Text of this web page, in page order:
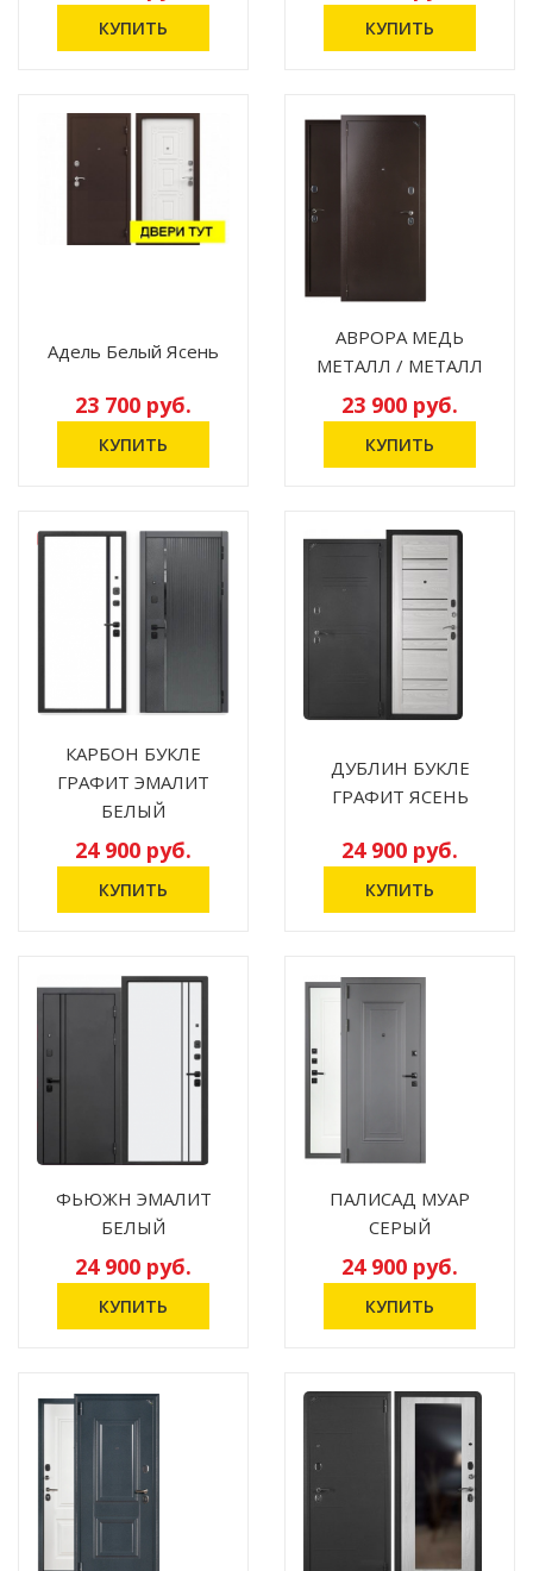
Адель Белый Ясень
23 700 руб.
АВРОРА МЕДЬ
МЕТАЛЛ / МЕТАЛЛ
23 900 руб.
КАРБОН БУКЛЕ
ГРАФИТ ЭМАЛИТ
БЕЛЫЙ
24 900 руб.
ДУБЛИН БУКЛЕ
ГРАФИТ ЯСЕНЬ
24 900 руб.
ФЬЮЖН ЭМАЛИТ
БЕЛЫЙ
24 900 руб.
ПАЛИСАД МУАР
СЕРЫЙ
24 900 руб.